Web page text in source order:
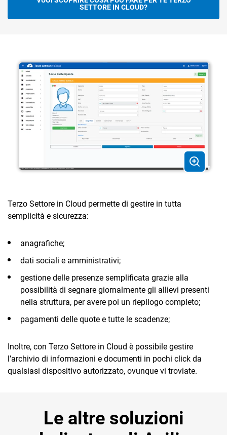
SETTORE IN CLOUD?
Terzo Settore in Cloud permette di gestire in tutta
semplicità e sicurezza:
anagrafiche;
dati sociali e amministrativi;
gestione delle presenze semplificata grazie alla
possibilità di segnare giornalmente gli allievi presenti
nella struttura, per avere poi un riepilogo completo;
pagamenti delle quote e tutte le scadenze;
Inoltre, con Terzo Settore in Cloud è possibile gestire
l’archivio di informazioni e documenti in pochi click da
qualsiasi dispositivo autorizzato, ovunque vi troviate.
Le altre soluzioni